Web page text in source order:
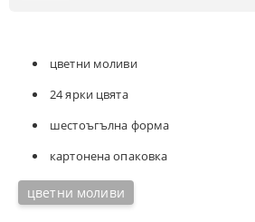
цветни моливи
24 ярки цвята
шестоъгълна форма
картонена опаковка
цветни моливи